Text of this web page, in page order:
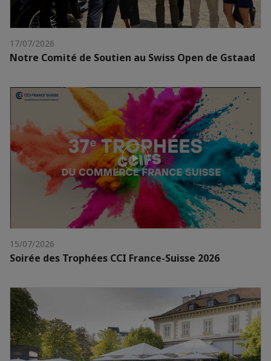
17/07/2026
Notre Comité de Soutien au Swiss Open de Gstaad
15/07/2026
Soirée des Trophées CCI France-Suisse 2026